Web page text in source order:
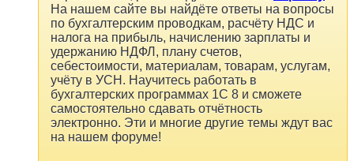
На нашем сайте вы найдёте ответы на вопросы
по бухгалтерским проводкам, расчёту НДС и
налога на прибыль, начислению зарплаты и
удержанию НДФЛ, плану счетов,
себестоимости, материалам, товарам, услугам,
учёту в УСН. Научитесь работать в
бухгалтерских программах 1С 8 и сможете
самостоятельно сдавать отчётность
электронно. Эти и многие другие темы ждут вас
на нашем форуме!